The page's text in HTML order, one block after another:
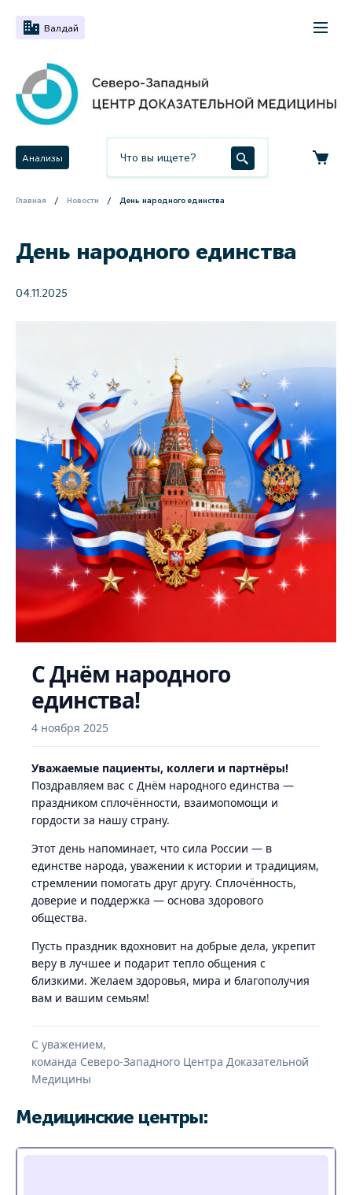
Валдай
Анализы
Главная Новости День народного единства
День народного единства
04.11.2025
С Днём народного
единства!
4 ноября 2025
Уважаемые пациенты, коллеги и партнёры!
Поздравляем вас с Днём народного единства —
праздником сплочённости, взаимопомощи и
гордости за нашу страну.
Этот день напоминает, что сила России — в
единстве народа, уважении к истории и традициям,
стремлении помогать друг другу. Сплочённость,
доверие и поддержка — основа здорового
общества.
Пусть праздник вдохновит на добрые дела, укрепит
веру в лучшее и подарит тепло общения с
близкими. Желаем здоровья, мира и благополучия
вам и вашим семьям!
С уважением,
команда Северо-Западного Центра Доказательной
Медицины
Медицинские центры: